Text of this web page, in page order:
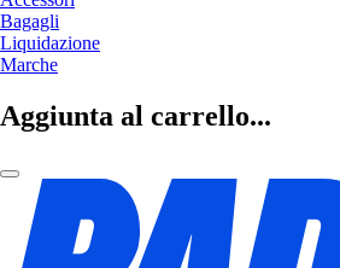
Bagagli
Liquidazione
Marche
Aggiunta al carrello...